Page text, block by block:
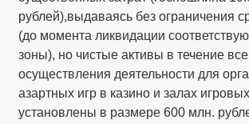
рублей),выдаваясь без ограничения
(до момента ликвидации
зоны), но чистые активы в течение
осуществления деятельности для
азартных игр в казино и залах
установлены в размере 600 млн.